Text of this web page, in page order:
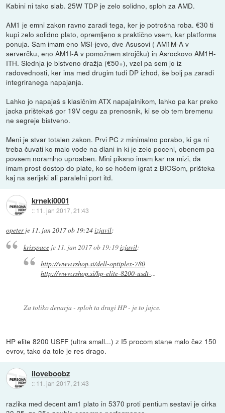
Kabini ni tako slab. 25W TDP je zelo solidno, sploh za AMD.
AM1 je emni zakon ravno zaradi tega, ker je potrošna roba. €30 ti
kupi zelo solidno plato, opremljeno s praktično vsem, kar platforma
ponuja. Sam imam eno MSI-jevo, dve Asusovi ( AM1M-A v
serverčku, eno AM1I-A v pomožnem strojčku) in Asrockovo AM1H-
ITH. Slednja je bistveno dražja (€50+), vzel pa sem jo iz
radovednosti, ker ima med drugim tudi DP izhod, še bolj pa zaradi
integriranega napajanja.
Lahko jo napajaš s klasičnim ATX napajalnikom, lahko pa kar preko
jacka prištekaš gor 19V cegu za prenosnik, ki se ob tem bremenu
ne segreje bistveno.
Meni je stvar totalen zakon. Prvi PC z minimalno porabo, ki ga ni
treba čuvati ko malo vode na dlani in ki je zelo poceni, obenem pa
povsem noramlno uproaben. Mini piksno imam kar na mizi, da
imam prost dostop do plate, ko se hočem igrat z BIOSom, prišteka
kaj na serijski ali paralelni port itd.
krneki0001
:: 11. jan 2017, 21:43
opeterje 11. jan 2017 ob 19:24izjavil:
krisspaceje 11. jan 2017 ob 19:19izjavil:
http://www.rshop.si/dell-optiplex-780
http://www.rshop.si/hp-elite-8200-usdt-...
Za toliko denarja - sploh ta drugi HP - je to jajce.
HP elite 8200 USFF (ultra small...) z I5 procom stane malo čez 150
evrov, tako da tole je res drago.
iloveboobz
:: 11. jan 2017, 21:43
razlika med decent am1 plato in 5370 proti pentium sestavi je cirka